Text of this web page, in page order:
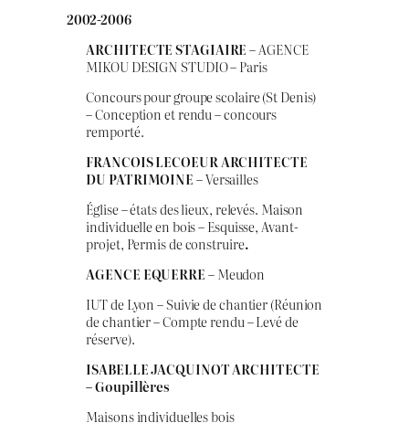
2002-2006
ARCHITECTE STAGIAIRE – AGENCE
MIKOU DESIGN STUDIO – Paris
Concours pour groupe scolaire (St Denis)
– Conception et rendu – concours
remporté.
FRANCOIS LECOEUR ARCHITECTE
DU PATRIMOINE – Versailles
Église – états des lieux, relevés. Maison
individuelle en bois – Esquisse, Avant-
projet, Permis de construire.
AGENCE EQUERRE – Meudon
IUT de Lyon – Suivie de chantier (Réunion
de chantier – Compte rendu – Levé de
réserve).
ISABELLE JACQUINOT ARCHITECTE
– Goupillères
Maisons individuelles bois